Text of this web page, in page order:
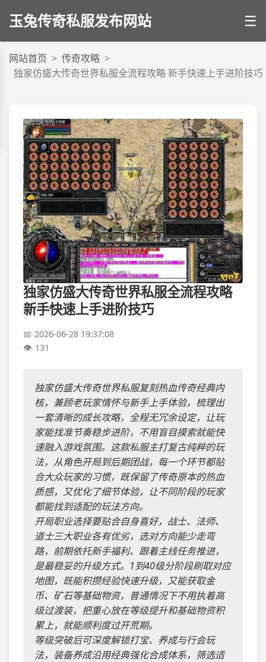
玉兔传奇私服发布网站 ☰
网站首页 > 传奇攻略 >
独家仿盛大传奇世界私服全流程攻略 新手快速上手进阶技巧
独家仿盛大传奇世界私服全流程攻略
新手快速上手进阶技巧
2026-06-28 19:37:08
131
独家仿盛大传奇世界私服复刻热血传奇经典内
核，兼顾老玩家情怀与新手上手体验，梳理出
一套清晰的成长攻略，全程无冗余设定，让玩
家能找准节奏稳步进阶，不用盲目摸索就能快
速融入游戏氛围。这款私服主打复古纯粹的玩
法，从角色开局到后期团战，每一个环节都贴
合大众玩家的习惯，既保留了传奇原本的热血
质感，又优化了细节体验，让不同阶段的玩家
都能找到适配的玩法方向。
开局职业选择要贴合自身喜好，战士、法师、
道士三大职业各有优劣，选对方向能少走弯
路，前期依托新手福利、跟着主线任务推进，
是最稳妥的升级方式。1到40级分阶段刷取对应
地图，既能积攒经验快速升级，又能获取金
币、矿石等基础物资，普通情况下不用执着高
级过渡装，把重心放在等级提升和基础物资积
累上，就能顺利度过开荒期。
等级突破后可深度解锁打宝、养成与行会玩
法，装备养成沿用经典强化合成体系，筛选适